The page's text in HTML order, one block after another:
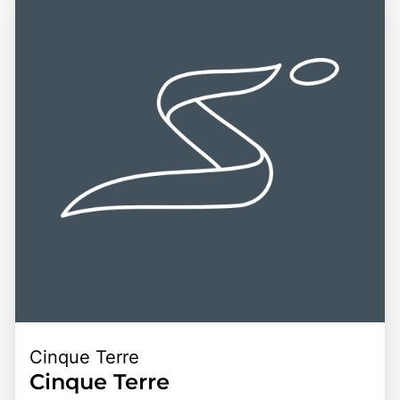
italienischen Riviera zu erleben, die lokale Kultur zu
entdecken und die köstlichen kulinarischen Spezialitäten
italienischen Riviera. Die Kombination aus
atemberaubender Natur, reicher Geschichte und
kulinarischen Köstlichkeiten macht Ligurien zu einem
bereichernden Erlebnis für alle, die die Schönheit und
Kultur dieser einzigartigen italienischen Region entdecken
Cinque Terre
Cinque Terre